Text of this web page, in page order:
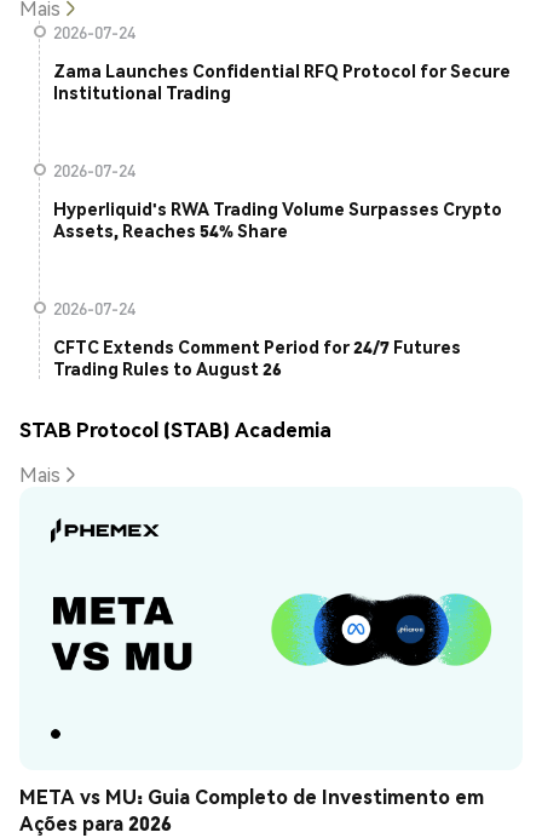
Mais
2026-07-24
Zama Launches Confidential RFQ Protocol for Secure
Institutional Trading
2026-07-24
Hyperliquid's RWA Trading Volume Surpasses Crypto
Assets, Reaches 54% Share
2026-07-24
CFTC Extends Comment Period for 24/7 Futures
Trading Rules to August 26
STAB Protocol (STAB) Academia
Mais
META vs MU: Guia Completo de Investimento em
Ações para 2026